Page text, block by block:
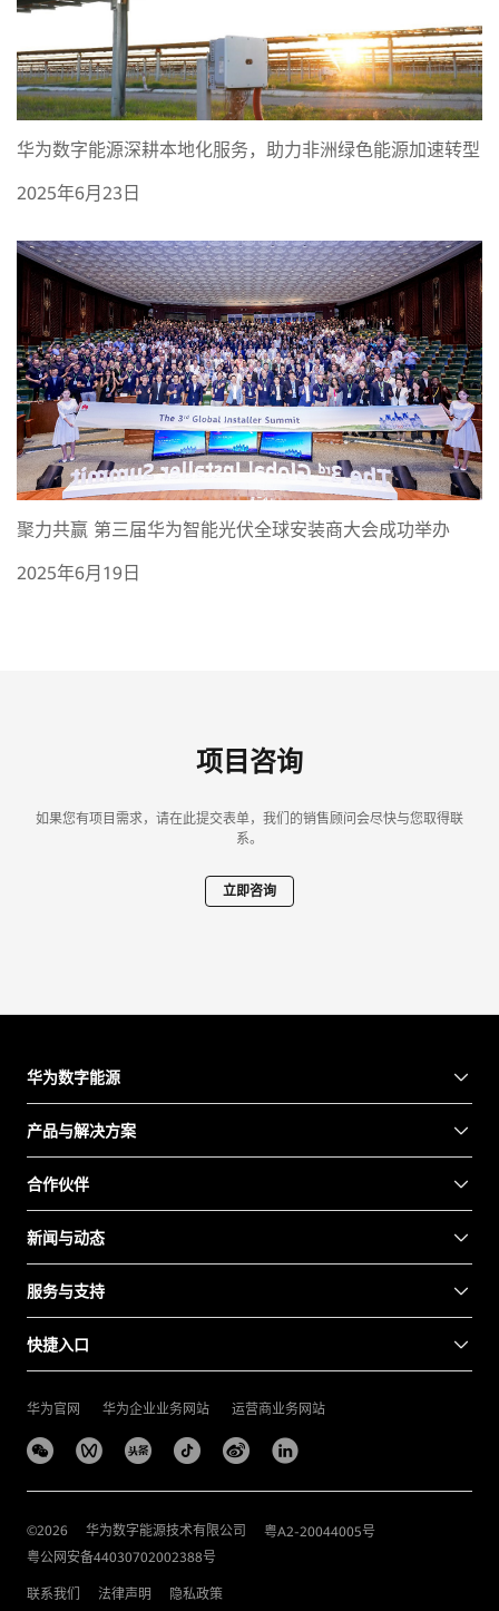
华为数字能源深耕本地化服务，助力非洲绿色能源加速转型
2025年6月23日
聚力共赢 第三届华为智能光伏全球安装商大会成功举办
2025年6月19日
项目咨询
如果您有项目需求，请在此提交表单，我们的销售顾问会尽快与您取得联
系。
立即咨询
华为数字能源
产品与解决方案
合作伙伴
新闻与动态
服务与支持
快捷入口
华为官网 华为企业业务网站 运营商业务网站
©2026 华为数字能源技术有限公司
粤A2-20044005号
粤公网安备44030702002388号
联系我们 法律声明 隐私政策